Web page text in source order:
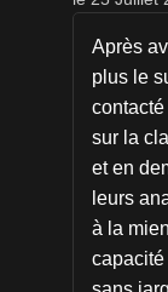
Après
plus le
sur la
et en
leurs
à la